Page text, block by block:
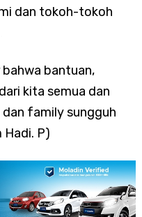
dan tokoh-tokoh
bantuan,
kita semua dan
dan family sungguh
Hadi. P)